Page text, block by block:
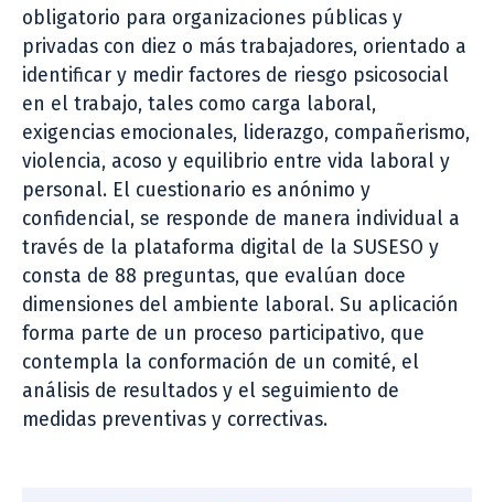
obligatorio para organizaciones públicas y
privadas con diez o más trabajadores, orientado a
identificar y medir factores de riesgo psicosocial
en el trabajo, tales como carga laboral,
exigencias emocionales, liderazgo, compañerismo,
violencia, acoso y equilibrio entre vida laboral y
personal. El cuestionario es anónimo y
confidencial, se responde de manera individual a
través de la plataforma digital de la SUSESO y
consta de 88 preguntas, que evalúan doce
dimensiones del ambiente laboral. Su aplicación
forma parte de un proceso participativo, que
contempla la conformación de un comité, el
análisis de resultados y el seguimiento de
medidas preventivas y correctivas.